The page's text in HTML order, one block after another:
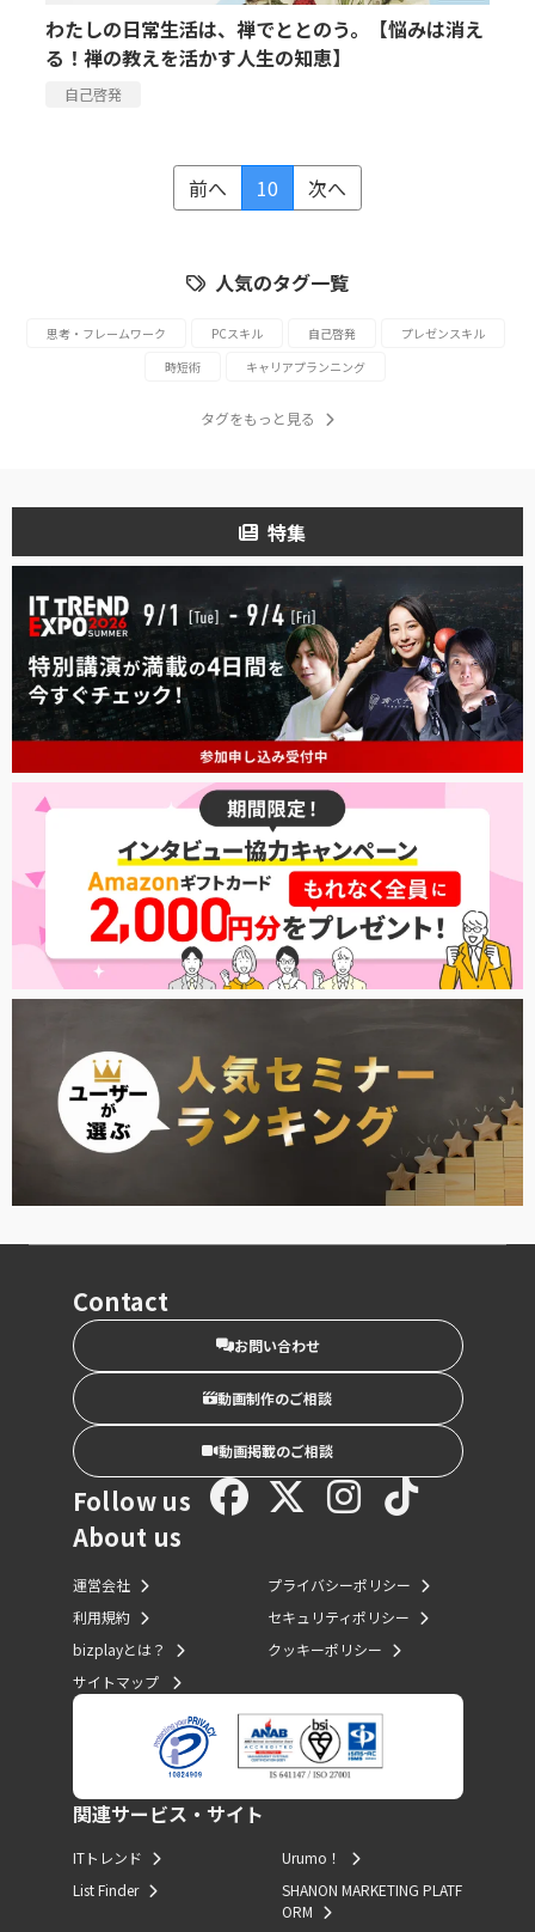
わたしの日常生活は、禅でととのう。【悩みは消え
る！禅の教えを活かす人生の知恵】
自己啓発
前へ 10 次へ
人気のタグ一覧
思考・フレームワーク PCスキル 自己啓発
プレゼンスキル
時短術
キャリアプランニング
タグをもっと見る
特集
Contact
お問い合わせ
動画制作のご相談
動画掲載のご相談
Follow us
About us
運営会社
利用規約
bizplayとは？
サイトマップ
プライバシーポリシー
セキュリティポリシー
クッキーポリシー
関連サービス・サイト
ITトレンド
List Finder
Urumo！
SHANON MARKETING PLATF
ORM